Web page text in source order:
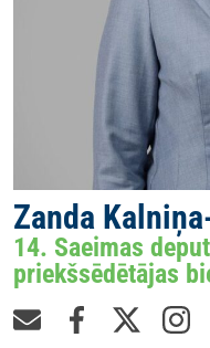
Zanda
14. Saeimas
priekšsēdētājas